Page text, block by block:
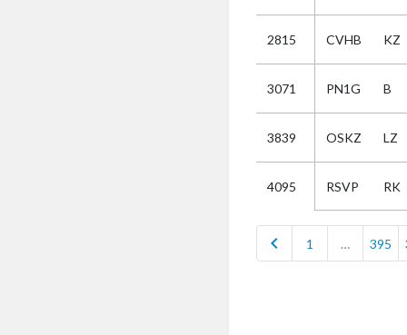
2815 CVHB KZ
3071 PN1G B
3839 OSKZ LZ
4095 RSVP RK
chevron_left 1 … 395